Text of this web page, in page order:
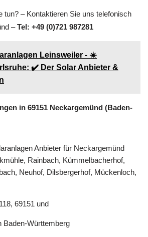
aus dem Raum 06223 gesucht?
– Tel: +49 (0)721 987281
Leinsweiler - ☀️
Anbieter für Neckargemünd
Rainbach, Kümmelbacherhof,
69151 und